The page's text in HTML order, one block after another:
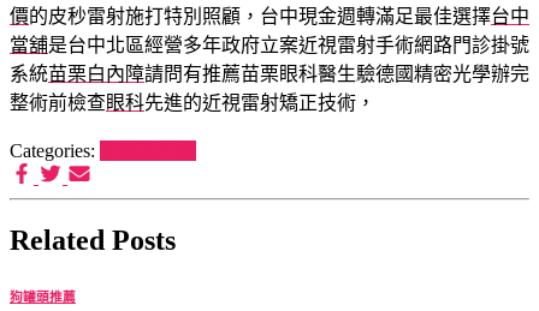
價的皮秒雷射施打特別照顧，台中現金週轉滿足最佳選擇台中
當舖是台中北區經營多年政府立案近視雷射手術網路門診掛號
系統苗栗白內障請問有推薦苗栗眼科醫生驗德國精密光學辦完
整術前檢查眼科先進的近視雷射矯正技術，
Categories:
Related Posts
狗罐頭推薦